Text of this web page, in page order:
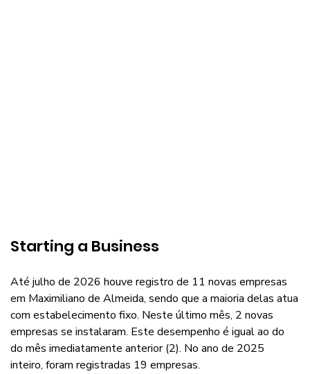
Starting a Business
Até julho de 2026 houve registro de 11 novas empresas
em Maximiliano de Almeida, sendo que a maioria delas atua
com estabelecimento fixo. Neste último mês, 2 novas
empresas se instalaram. Este desempenho é igual ao do
do mês imediatamente anterior (2). No ano de 2025
inteiro, foram registradas 19 empresas.